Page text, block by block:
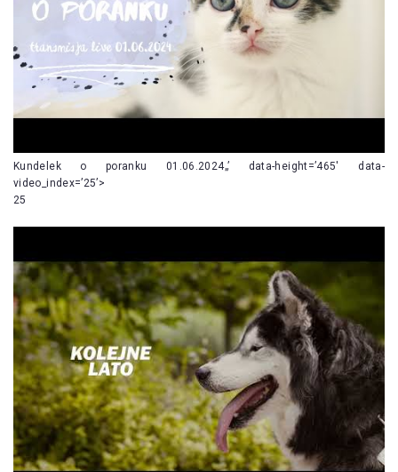
Kundelek o poranku 01.06.2024„’ data-height=’465′ data-
video_index=’25’>
25